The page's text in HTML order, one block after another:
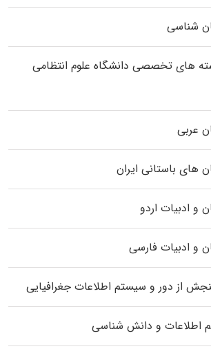
شناسی
ﻫﺎی تخصصی داﻧﺸﮕﺎه ﻋﻠﻮم انتظامی
عربی
های باستانی ایران
و ادبیات اردو
و ادبیات فارسی
از دور و سیستم اطلاعات جغرافیایی
اطلاعات و دانش شناسی